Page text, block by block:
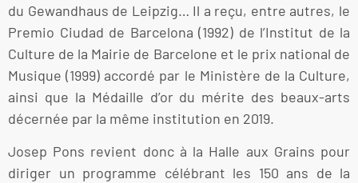
du Gewandhaus de Leipzig… Il a reçu, entre autres, le
Premio Ciudad de Barcelona (1992) de l’Institut de la
Culture de la Mairie de Barcelone et le prix national de
Musique (1999) accordé par le Ministère de la Culture,
ainsi que la Médaille d’or du mérite des beaux-arts
décernée par la même institution en 2019.
Josep Pons revient donc à la Halle aux Grains pour
diriger un programme célébrant les 150 ans de la